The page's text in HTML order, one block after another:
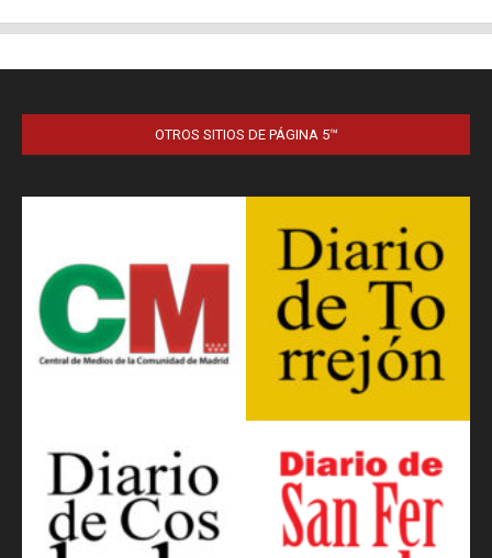
OTROS SITIOS DE PÁGINA 5™